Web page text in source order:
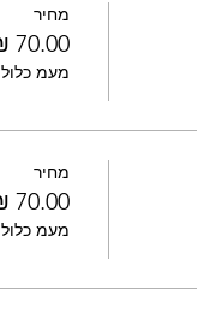
מחיר
מעמ כלול
מחיר
מעמ כלול